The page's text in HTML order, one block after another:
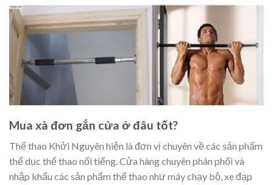
Mua xà đơn gắn cửa ở đâu tốt?
Thể thao Khởi Nguyên hiện là đơn vị chuyên về các sản phẩm
thể dục thể thao nổi tiếng. Cửa hàng chuyên phân phối và
nhập khẩu các sản phẩm thể thao như máy chạy bộ, xe đạp